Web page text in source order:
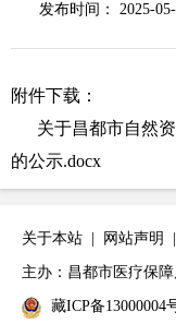
发布时间： 2025-
附件下载：
关于昌都市自然
的公示.docx
关于本站 网站声明
主办：昌都市医疗保
藏ICP备13000004